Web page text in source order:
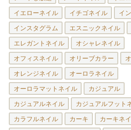
イエローネイル イチゴネイル イ
インスタグラム エスニックネイル
エレガントネイル オシャレネイル
オフィスネイル オリーブカラー
オレンジネイル オーロラネイル
オーロラマットネイル カジュアル
カジュアルネイル カジュアルフット
カラフルネイル カーキ カーキネ